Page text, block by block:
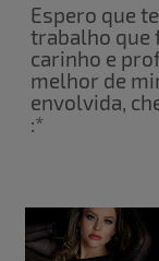
Espero que
trabalho que
carinho e
melhor de
envolvida,
:*